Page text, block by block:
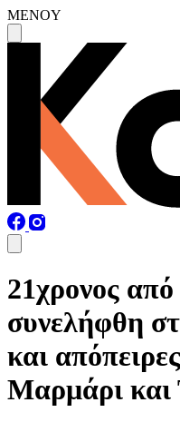
MENOY
21χρονος
συνελήφθη
και
Μαρμάρι και